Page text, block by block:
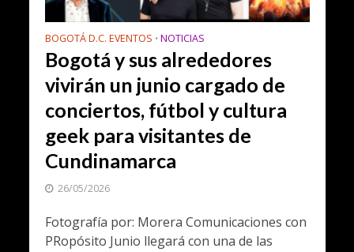
BOGOTÁ D.C. EVENTOS • NOTICIAS
Bogotá y sus alrededores
vivirán un junio cargado de
conciertos, fútbol y cultura
geek para visitantes de
Cundinamarca
26/05/2026
Fotografía por: Morera Comunicaciones con
PRopósito Junio llegará con una de las